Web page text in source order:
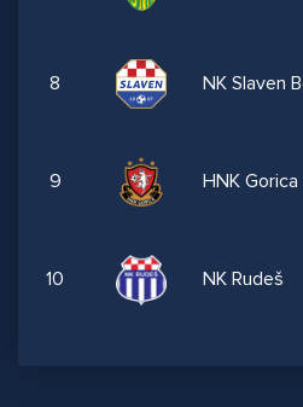
8 NK Slaven
9 HNK Gorica
10 NK Rudeš